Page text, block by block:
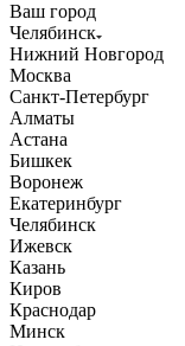
Ваш город
Челябинск
Нижний Новгород
Москва
Санкт-Петербург
Алматы
Астана
Бишкек
Воронеж
Екатеринбург
Челябинск
Ижевск
Казань
Киров
Краснодар
Минск